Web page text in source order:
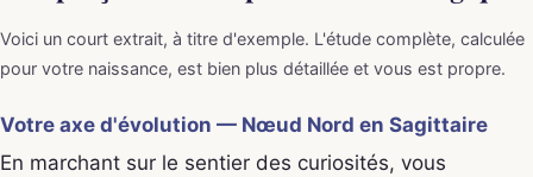
Voici un court extrait, à titre d'exemple. L'étude complète, calculée
pour votre naissance, est bien plus détaillée et vous est propre.
Votre axe d'évolution — Nœud Nord en Sagittaire
En marchant sur le sentier des curiosités, vous